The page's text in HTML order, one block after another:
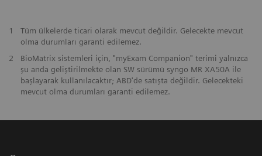
1
Tüm ülkelerde ticari olarak mevcut değildir. Gelecekte mevcut
olma durumları garanti edilemez.
2
BioMatrix sistemleri için, "myExam Companion" terimi yalnızca
şu anda geliştirilmekte olan SW sürümü syngo MR XA50A ile
başlayarak kullanılacaktır; ABD'de satışta değildir. Gelecekteki
mevcut olma durumları garanti edilemez.